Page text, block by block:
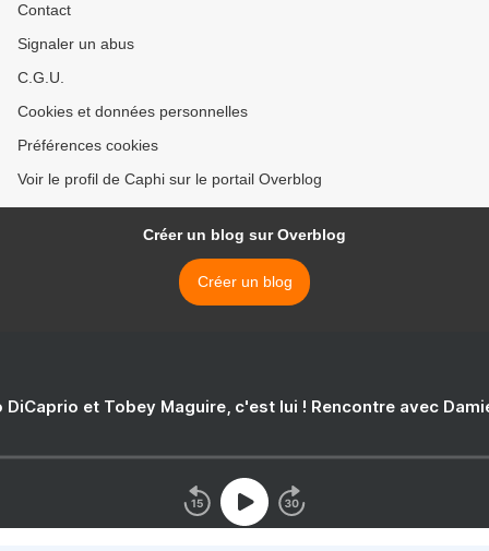
Contact
Signaler un abus
C.G.U.
Cookies et données personnelles
Préférences cookies
Voir le profil de Caphi sur le portail Overblog
Créer un blog sur Overblog
Créer un blog
DiCaprio et Tobey Maguire, c'est lui ! Rencontre avec